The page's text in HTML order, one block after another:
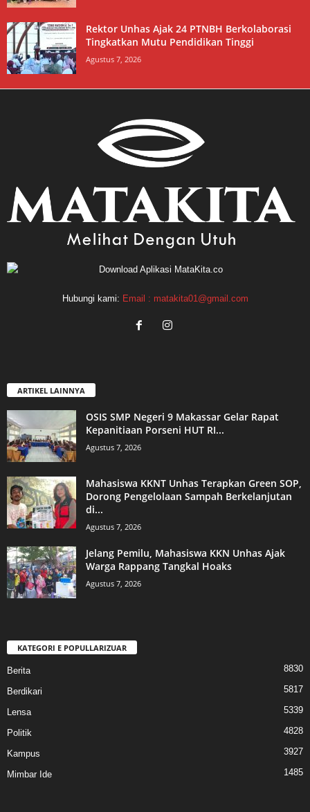
Rektor Unhas Ajak 24 PTNBH Berkolaborasi
Tingkatkan Mutu Pendidikan Tinggi
Agustus 7, 2026
Hubungi kami: Email : matakita01@gmail.com
ARTIKEL LAINNYA
OSIS SMP Negeri 9 Makassar Gelar Rapat
Kepanitiaan Porseni HUT RI...
Agustus 7, 2026
Mahasiswa KKNT Unhas Terapkan Green SOP,
Dorong Pengelolaan Sampah Berkelanjutan
di...
Agustus 7, 2026
Jelang Pemilu, Mahasiswa KKN Unhas Ajak
Warga Rappang Tangkal Hoaks
Agustus 7, 2026
KATEGORI E POPULLARIZUAR
Berita 8830
Berdikari 5817
Lensa 5339
Politik 4828
Kampus 3927
Mimbar Ide 1485